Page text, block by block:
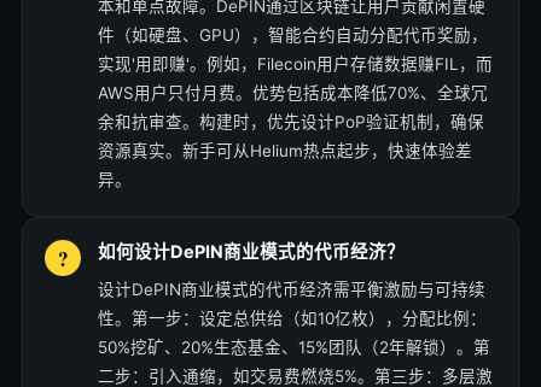
本和单点故障。DePIN通过区块链让用户贡献闲置硬
件（如硬盘、GPU），智能合约自动分配代币奖励，
实现'用即赚'。例如，Filecoin用户存储数据赚FIL，而
AWS用户只付月费。优势包括成本降低70%、全球冗
余和抗审查。构建时，优先设计PoP验证机制，确保
资源真实。新手可从Helium热点起步，快速体验差
异。
如何设计DePIN商业模式的代币经济？
设计DePIN商业模式的代币经济需平衡激励与可持续
性。第一步：设定总供给（如10亿枚），分配比例：
50%挖矿、20%生态基金、15%团队（2年解锁）。第
二步：引入通缩，如交易费燃烧5%。第三步：多层激